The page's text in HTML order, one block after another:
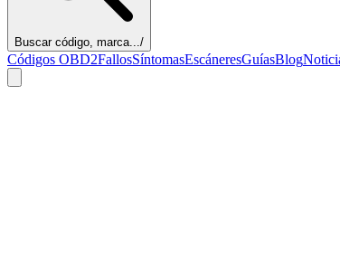
Buscar código, marca.../
Códigos OBD2FallosSíntomasEscáneresGuíasBlog